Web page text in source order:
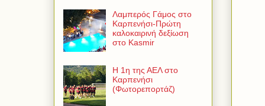
Λαμπερός Γάμος στο
Καρπενήσι-Πρώτη
καλοκαιρινή δεξίωση
στο Kasmir
Η 1η της ΑΕΛ στο
Καρπενήσι
(Φωτορεπορτάζ)